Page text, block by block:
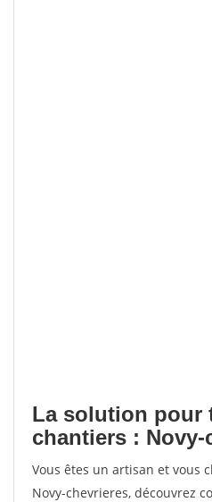
La solution pour
chantiers : Novy-
Vous êtes un artisan et vous
Novy-chevrieres, découvrez